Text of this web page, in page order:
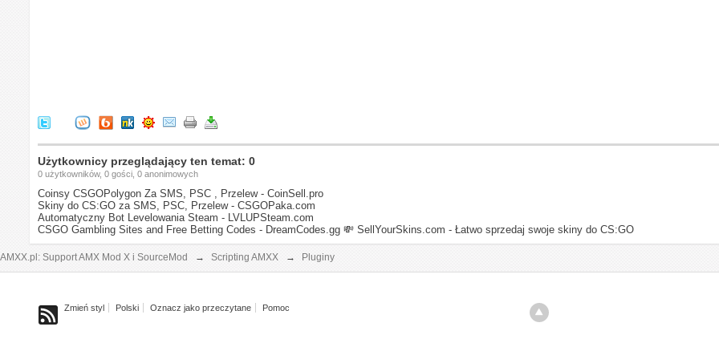
Użytkownicy przeglądający ten temat: 0
0 użytkowników, 0 gości, 0 anonimowych
Coinsy CSGOPolygon Za SMS, PSC , Przelew - CoinSell.pro
Skiny do CS:GO za SMS, PSC, Przelew - CSGOPaka.com
Automatyczny Bot Levelowania Steam - LVLUPSteam.com
CSGO Gambling Sites and Free Betting Codes - DreamCodes.gg 💸 SellYourSkins.com - Łatwo sprzedaj swoje skiny do CS:GO
AMXX.pl: Support AMX Mod X i SourceMod → Scripting AMXX → Pluginy
Zmień styl Polski Oznacz jako przeczytane Pomoc